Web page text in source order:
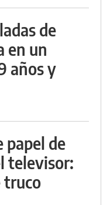
de
en un
años y
papel de
televisor:
truco